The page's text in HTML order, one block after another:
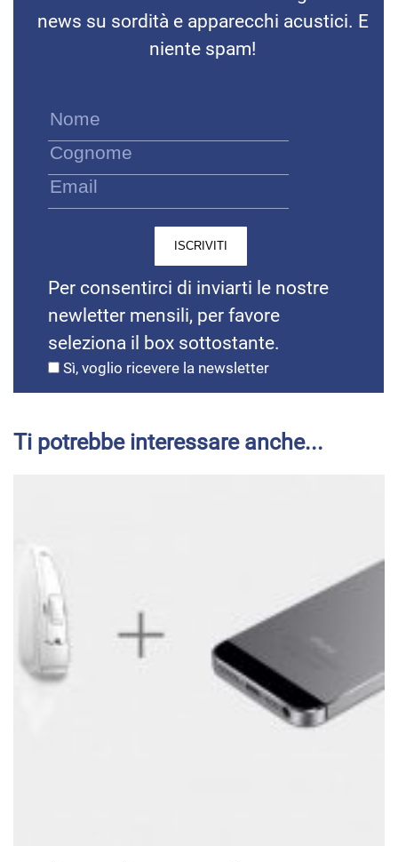
news su sordità e apparecchi acustici. E
niente spam!
Per consentirci di inviarti le nostre
newletter mensili, per favore
seleziona il box sottostante.
Sì, voglio ricevere la newsletter
Ti potrebbe interessare anche...